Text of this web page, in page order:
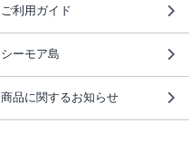
ご利用ガイド
シーモア島
商品に関するお知らせ